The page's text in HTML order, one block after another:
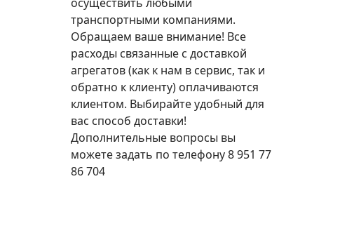
транспортными компаниями.
Обращаем ваше внимание! Все
расходы связанные с доставкой
агрегатов (как к нам в сервис, так и
обратно к клиенту) оплачиваются
клиентом. Выбирайте удобный для
вас способ доставки!
Дополнительные вопросы вы
можете задать по телефону 8 951 77
86 704